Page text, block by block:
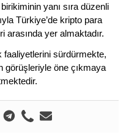
yanı sıra düzenli
Türkiye’de kripto para
arasında yer almaktadır.
faaliyetlerini sürdürmekte,
görüşleriyle öne çıkmaya